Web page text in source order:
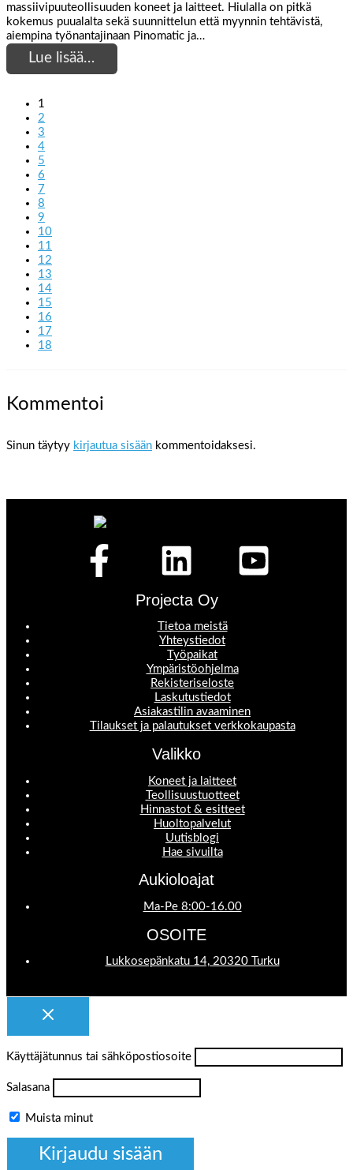
massiivipuuteollisuuden koneet ja laitteet. Hiulalla on pitkä
kokemus puualalta sekä suunnittelun että myynnin tehtävistä,
aiempina työnantajinaan Pinomatic ja…
Lue lisää…
1
2
3
4
5
6
7
8
9
10
11
12
13
14
15
16
17
18
Kommentoi
Sinun täytyy kirjautua sisään kommentoidaksesi.
Projecta Oy
Tietoa meistä
Yhteystiedot
Työpaikat
Ympäristöohjelma
Rekisteriseloste
Laskutustiedot
Asiakastilin avaaminen
Tilaukset ja palautukset verkkokaupasta
Valikko
Koneet ja laitteet
Teollisuustuotteet
Hinnastot & esitteet
Huoltopalvelut
Uutisblogi
Hae sivuilta
Aukioloajat
Ma-Pe 8:00-16.00
OSOITE
Lukkosepänkatu 14, 20320 Turku
Käyttäjätunnus tai sähköpostiosoite
Salasana
Muista minut